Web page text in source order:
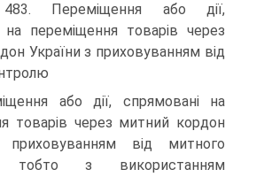
Переміщення або дії,
на переміщення товарів через
України з приховуванням від
або дії, спрямовані на
товарів через митний кордон
від митного
тобто з використанням